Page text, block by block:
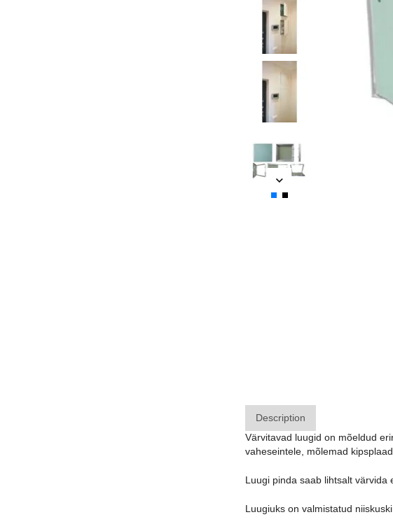
Description
Värvitavad luugid on mõeldud
vaheseintele, mõlemad
Luugi pinda saab lihtsalt värvida
Luugiuks on valmistatud